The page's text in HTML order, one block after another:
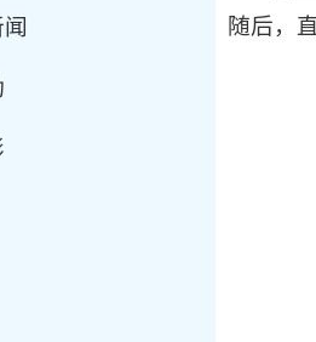
随后，